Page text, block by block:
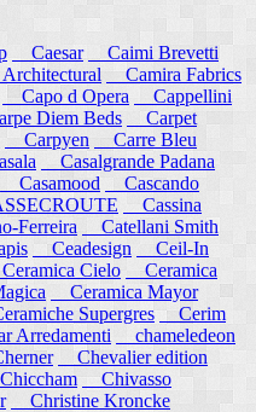
Caesar
Caimi Brevetti
Camira Fabrics
Capo d Opera
Cappellini
Diem Beds
Carpet
Carpyen
Carre Bleu
Casalgrande Padana
Casamood
Cascando
Cassina
Ferreira
Catellani Smith
Ceadesign
Ceil-In
Cielo
Ceramica
Ceramica Mayor
Supergres Cerim
Arredamenti
chameledeon
Chevalier edition
Chivasso
Christine Kroncke